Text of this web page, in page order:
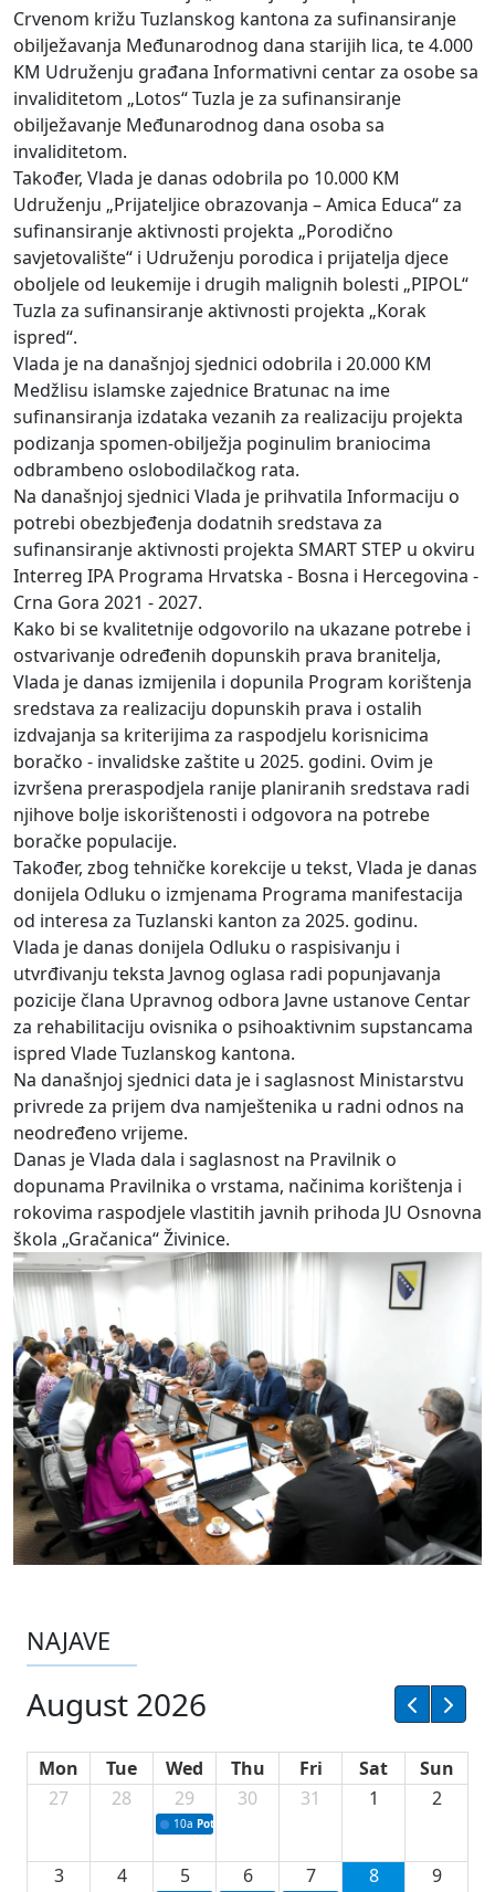
Crvenom križu Tuzlanskog kantona za sufinansiranje
obilježavanja Međunarodnog dana starijih lica, te 4.000
KM Udruženju građana Informativni centar za osobe sa
invaliditetom „Lotos“ Tuzla je za sufinansiranje
obilježavanje Međunarodnog dana osoba sa
invaliditetom.
Također, Vlada je danas odobrila po 10.000 KM
Udruženju „Prijateljice obrazovanja – Amica Educa“ za
sufinansiranje aktivnosti projekta „Porodično
savjetovalište“ i Udruženju porodica i prijatelja djece
oboljele od leukemije i drugih malignih bolesti „PIPOL“
Tuzla za sufinansiranje aktivnosti projekta „Korak
ispred“.
Vlada je na današnjoj sjednici odobrila i 20.000 KM
Medžlisu islamske zajednice Bratunac na ime
sufinansiranja izdataka vezanih za realizaciju projekta
podizanja spomen-obilježja poginulim braniocima
odbrambeno oslobodilačkog rata.
Na današnjoj sjednici Vlada je prihvatila Informaciju o
potrebi obezbjeđenja dodatnih sredstava za
sufinansiranje aktivnosti projekta SMART STEP u okviru
Interreg IPA Programa Hrvatska - Bosna i Hercegovina -
Crna Gora 2021 - 2027.
Kako bi se kvalitetnije odgovorilo na ukazane potrebe i
ostvarivanje određenih dopunskih prava branitelja,
Vlada je danas izmijenila i dopunila Program korištenja
sredstava za realizaciju dopunskih prava i ostalih
izdvajanja sa kriterijima za raspodjelu korisnicima
boračko - invalidske zaštite u 2025. godini. Ovim je
izvršena preraspodjela ranije planiranih sredstava radi
njihove bolje iskorištenosti i odgovora na potrebe
boračke populacije.
Također, zbog tehničke korekcije u tekst, Vlada je danas
donijela Odluku o izmjenama Programa manifestacija
od interesa za Tuzlanski kanton za 2025. godinu.
Vlada je danas donijela Odluku o raspisivanju i
utvrđivanju teksta Javnog oglasa radi popunjavanja
pozicije člana Upravnog odbora Javne ustanove Centar
za rehabilitaciju ovisnika o psihoaktivnim supstancama
ispred Vlade Tuzlanskog kantona.
Na današnjoj sjednici data je i saglasnost Ministarstvu
privrede za prijem dva namještenika u radni odnos na
neodređeno vrijeme.
Danas je Vlada dala i saglasnost na Pravilnik o
dopunama Pravilnika o vrstama, načinima korištenja i
rokovima raspodjele vlastitih javnih prihoda JU Osnovna
škola „Gračanica“ Živinice.
NAJAVE
August 2026
Mon Tue Wed Thu Fri Sat
Sun
27
28 29
10a Potpisivanje ugovora sa neprofitnim
30 31 1 2
3 4 5 6 7 8 9